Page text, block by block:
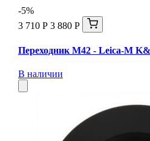
-5%
3 710 Р 3 880 Р
Переходник M42 - Leica-M
В наличии